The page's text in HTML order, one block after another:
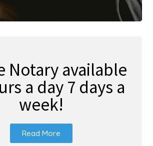
Notary available
a day 7 days a
week!
Read More